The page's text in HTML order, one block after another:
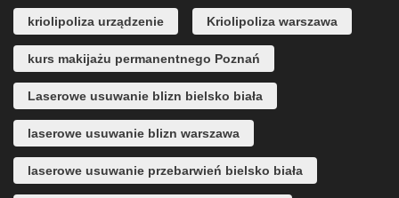
kriolipoliza urządzenie Kriolipoliza warszawa
kurs makijażu permanentnego Poznań
Laserowe usuwanie blizn bielsko biała
laserowe usuwanie blizn warszawa
laserowe usuwanie przebarwień bielsko biała